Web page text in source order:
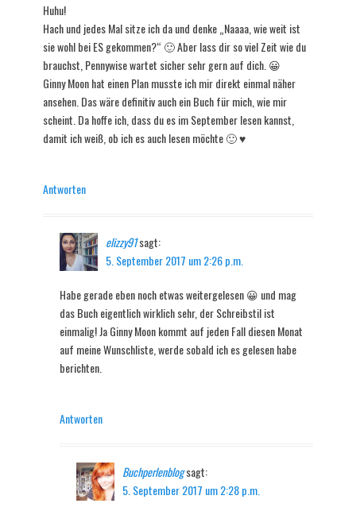
Huhu!
Hach und jedes Mal sitze ich da und denke „Naaaa, wie weit ist
sie wohl bei ES gekommen?“ 🙂 Aber lass dir so viel Zeit wie du
brauchst, Pennywise wartet sicher sehr gern auf dich. 😀
Ginny Moon hat einen Plan musste ich mir direkt einmal näher
ansehen. Das wäre definitiv auch ein Buch für mich, wie mir
scheint. Da hoffe ich, dass du es im September lesen kannst,
damit ich weiß, ob ich es auch lesen möchte 🙂 ♥
Antworten
elizzy91sagt:
5. September 2017 um 2:26 p.m.
Habe gerade eben noch etwas weitergelesen 😀 und mag
das Buch eigentlich wirklich sehr, der Schreibstil ist
einmalig! Ja Ginny Moon kommt auf jeden Fall diesen Monat
auf meine Wunschliste, werde sobald ich es gelesen habe
berichten.
Antworten
Buchperlenblogsagt:
5. September 2017 um 2:28 p.m.